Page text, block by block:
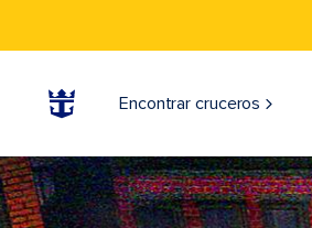
Encontrar cruceros